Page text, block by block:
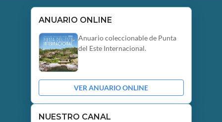
ANUARIO ONLINE
Anuario coleccionable de Punta
del Este Internacional.
VER ANUARIO ONLINE
NUESTRO CANAL